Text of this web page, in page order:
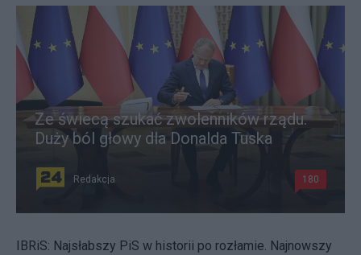
Ze świecą szukać zwolenników rządu.
Duży ból głowy dla Donalda Tuska
Redakcja 180
IBRiS: Najsłabszy PiS w historii po rozłamie. Najnowszy